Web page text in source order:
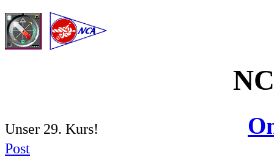
Unser 29. Kurs!
Post